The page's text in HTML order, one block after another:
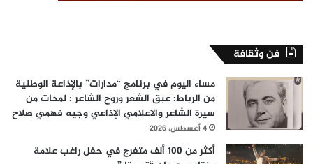
فن وثقافة
مساء اليوم في برنامج “مدارات” بالإذاعة الوطنية
من الرباط: عبق الشعر وروح الشاعر : لمحات من
سيرة الشاعر والاعلامي الإذاعي وجيه فهمي صلاح
4 أغسطس، 2026
أكثر من 100 ألف متفرج في حفل راغب علامة